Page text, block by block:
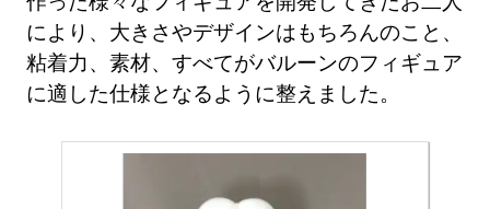
により、大きさやデザインはもちろんのこと、
粘着力、素材、すべてがバルーンのフィギュア
に適した仕様となるように整えました。